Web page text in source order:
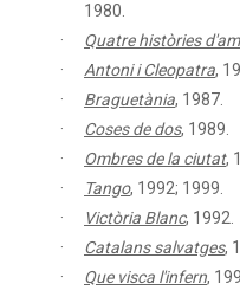
1980.
Quatre històries
Antoni i Cleopatra,
Braguetània, 1987.
Coses de dos, 1989.
Ombres de la ciutat,
Tango, 1992; 1999.
Victòria Blanc, 1992.
Catalans salvatges,
Que visca l'infern,